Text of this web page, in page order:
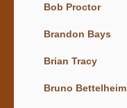
Bob Proctor
Brandon Bays
Brian Tracy
Bruno Bettelheim